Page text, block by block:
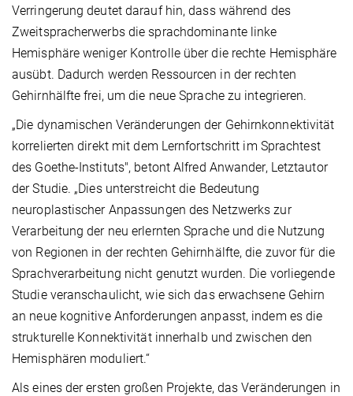
Verringerung deutet darauf hin, dass während des
Zweitspracherwerbs die sprachdominante linke
Hemisphäre weniger Kontrolle über die rechte Hemisphäre
ausübt. Dadurch werden Ressourcen in der rechten
Gehirnhälfte frei, um die neue Sprache zu integrieren.
„Die dynamischen Veränderungen der Gehirnkonnektivität
korrelierten direkt mit dem Lernfortschritt im Sprachtest
des Goethe-Instituts", betont Alfred Anwander, Letztautor
der Studie. „Dies unterstreicht die Bedeutung
neuroplastischer Anpassungen des Netzwerks zur
Verarbeitung der neu erlernten Sprache und die Nutzung
von Regionen in der rechten Gehirnhälfte, die zuvor für die
Sprachverarbeitung nicht genutzt wurden. Die vorliegende
Studie veranschaulicht, wie sich das erwachsene Gehirn
an neue kognitive Anforderungen anpasst, indem es die
strukturelle Konnektivität innerhalb und zwischen den
Hemisphären moduliert.“
Als eines der ersten großen Projekte, das Veränderungen in